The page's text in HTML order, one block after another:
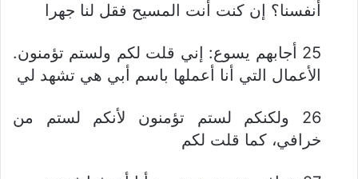
أنفسنا؟ إن كنت أنت المسيح فقل لنا جهرا
25 أجابهم يسوع: إني قلت لكم ولستم تؤمنون.
الأعمال التي أنا أعملها باسم أبي هي تشهد لي
26 ولكنكم لستم تؤمنون لأنكم لستم من
خرافي، كما قلت لكم